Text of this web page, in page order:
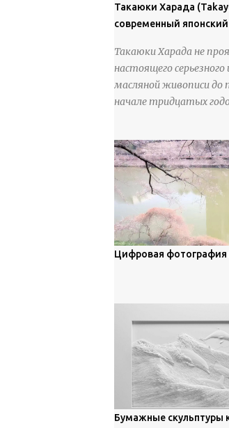
18 век. Шахматный
против турок" в
см, Холмогоры, 18 век....
покрова может
матовая. Такое
метелевого и
Тем не менее, иногда
количество
располагаться в одной
поверхностной
случае усиливается
отражение, что
искристости снега,
положения
солнца. Зеркальные
заметны при угле
и ниже; при более
описываются
Такаюки Харада
современный
Такаюки Харада не
настоящего серьезного
масляной живописи до
начале тридцатых
художественные музеи
был глубоко тронут и
красотой масляной
мастеров.
Шервин
художника, заявив, что
Харада сочетает в
смысле, персонажи его
предлагают зрителям
рассказ, который
уникальной манерой
освещения". Для
посетите страницу –
https://
harada/about/#/
Цифровая фотография
Бумажные скульптуры